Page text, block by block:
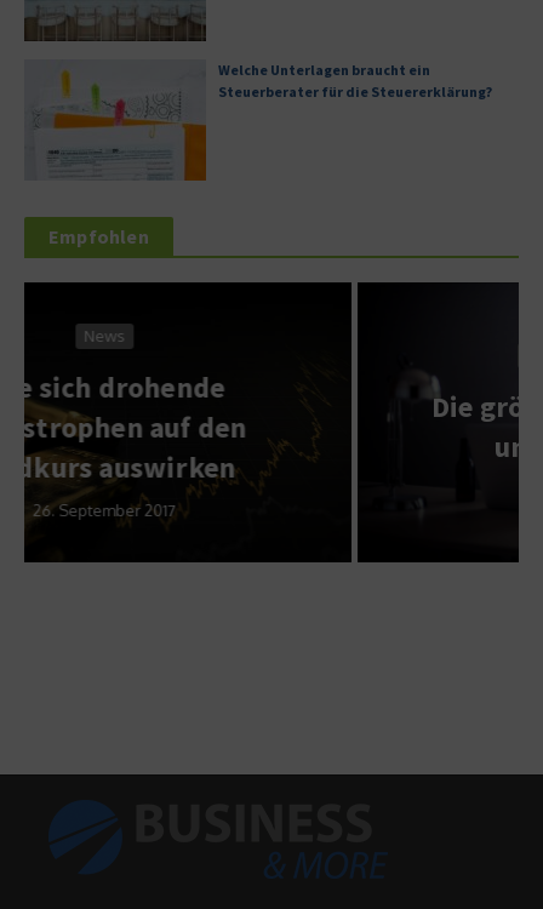
Welche Unterlagen braucht ein
Steuerberater für die Steuererklärung?
Empfohlen
Die größten Irrtümer rund
um die Insolvenz
12. Mai 2020